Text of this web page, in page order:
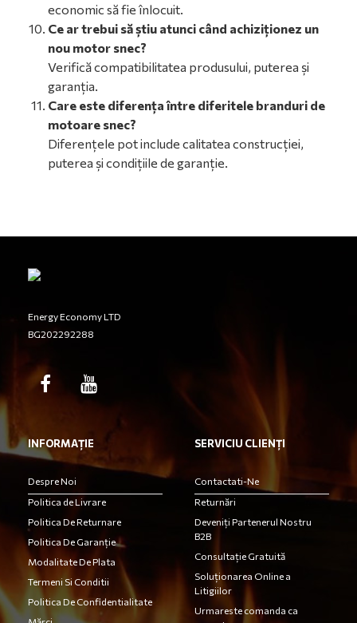
economic să fie înlocuit.
Ce ar trebui să știu atunci când achiziționez un
nou motor snec?
Verifică compatibilitatea produsului, puterea și
garanția.
Care este diferența între diferitele branduri de
motoare snec?
Diferențele pot include calitatea construcției,
puterea și condițiile de garanție.
Energy Economy LTD
BG202292288
INFORMAȚIE
Despre Noi
Politica de Livrare
Politica De Returnare
Politica De Garanție
Modalitate De Plata
Termeni Si Conditii
Politica De Confidentialitate
SERVICIU CLIENȚI
Contactati-Ne
Returnări
Deveniți Partenerul Nostru
B2B
Consultație Gratuită
Soluționarea Online a
Litigiilor
Urmareste comanda ca